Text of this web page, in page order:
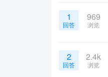
1
回答
969
浏览
2
回答
2.4k
浏览